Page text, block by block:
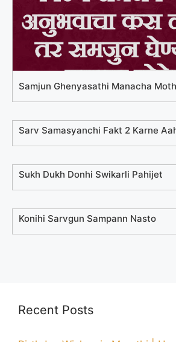
Samjun Ghenyasathi Manacha
Sarv Samasyanchi Fakt 2 Karne
Sukh Dukh Donhi Swikarli Pahijet
Konihi Sarvgun Sampann Nasto
Recent Posts